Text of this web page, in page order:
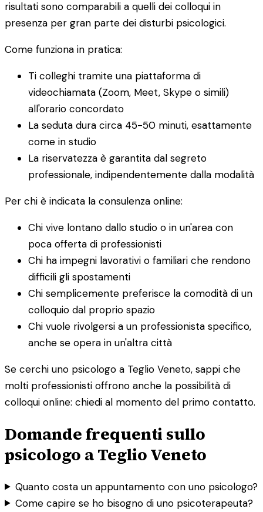
risultati sono comparabili a quelli dei colloqui in
presenza per gran parte dei disturbi psicologici.
Come funziona in pratica:
Ti colleghi tramite una piattaforma di
videochiamata (Zoom, Meet, Skype o simili)
all'orario concordato
La seduta dura circa 45-50 minuti, esattamente
come in studio
La riservatezza è garantita dal segreto
professionale, indipendentemente dalla modalità
Per chi è indicata la consulenza online:
Chi vive lontano dallo studio o in un'area con
poca offerta di professionisti
Chi ha impegni lavorativi o familiari che rendono
difficili gli spostamenti
Chi semplicemente preferisce la comodità di un
colloquio dal proprio spazio
Chi vuole rivolgersi a un professionista specifico,
anche se opera in un'altra città
Se cerchi uno psicologo a Teglio Veneto, sappi che
molti professionisti offrono anche la possibilità di
colloqui online: chiedi al momento del primo contatto.
Domande frequenti sullo
psicologo a Teglio Veneto
Quanto costa un appuntamento con uno psicologo?
Come capire se ho bisogno di uno psicoterapeuta?